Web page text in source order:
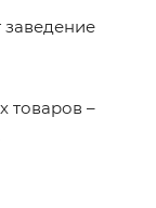
товаров –